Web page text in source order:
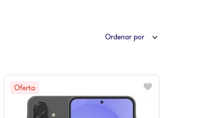
Ordenar por